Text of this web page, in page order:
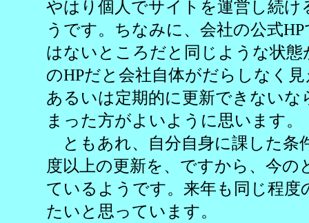
やはり個人でサイトを運営し続
うです。ちなみに、会社の公式
はないところだと同じような状
のHPだと会社自体がだらしなく
あるいは定期的に更新できないな
まった方がよいように思います。
ともあれ、自分自身に課した条
度以上の更新を、ですから、今の
ているようです。来年も同じ程度
たいと思っています。